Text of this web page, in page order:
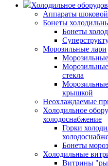
Холодильное
Аппараты шоковой
Бонеты
Бонеты
Морозильные лари
стекла
крышкой
Неохлаждаемые
Холодильное
холодоснабжение
Горки
Бонеты
Холодильные
Витрины